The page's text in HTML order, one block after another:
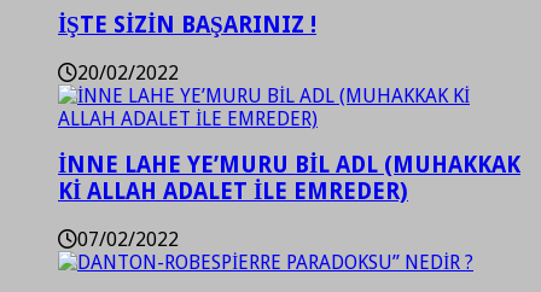
İŞTE SİZİN BAŞARINIZ !
20/02/2022
İNNE LAHE YE’MURU BİL ADL (MUHAKKAK
Kİ ALLAH ADALET İLE EMREDER)
07/02/2022